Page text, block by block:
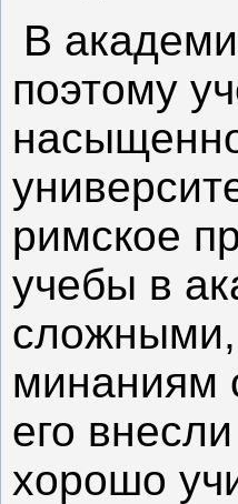
В
поэтому
римское
учебы в
сложными,
минаниям
его
хорошо